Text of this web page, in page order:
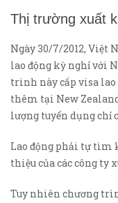
Thị trường xuất
Ngày 30/7/2012,
lao động kỳ nghỉ với
trình này cấp visa
thêm tại New
lượng tuyển dụng chỉ
Lao động phải tự tìm
thiệu của các công ty
Tuy nhiên chương